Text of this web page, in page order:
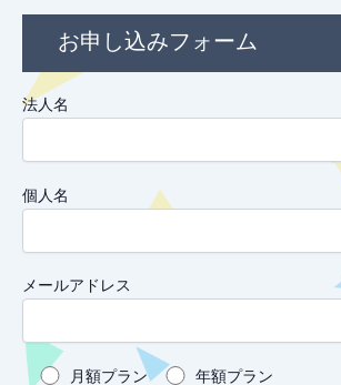
お申し込みフォーム
法人名
個人名
メールアドレス
月額プラン 年額プラン